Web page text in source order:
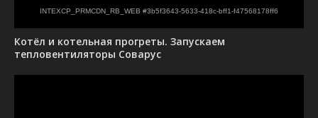
Котёл и котельная прогреты. Запускаем
тепловентиляторы Соварус